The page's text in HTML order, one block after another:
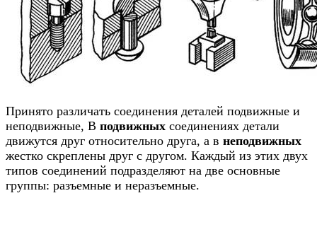
Принято различать соединения деталей подвижные и
неподвижные, В подвижных соединениях детали
движутся друг относительно друга, а в неподвижных
жестко скреплены друг с другом. Каждый из этих двух
типов соединений подразделяют на две основные
группы: разъемные и неразъемные.